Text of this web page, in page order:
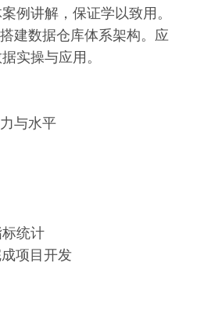
例讲解，保证学以致用。
建数据仓库体系架构。应
实操与应用。
与水平
统计
项目开发